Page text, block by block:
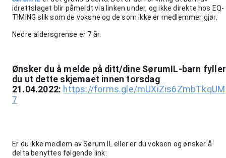
idrettslaget blir påmeldt via linken under, og ikke direkte hos EQ-
TIMING slik som de voksne og de som ikke er medlemmer gjør.
Nedre aldersgrense er 7 år.
Ønsker du å melde på ditt/dine SørumIL-barn fyller
du ut dette skjemaet innen torsdag
21.04.2022: https://forms.gle/mUXiZis6ZmbTkqUM
7
Er du ikke medlem av Sørum IL eller er du voksen og ønsker å
delta benyttes følgende link: